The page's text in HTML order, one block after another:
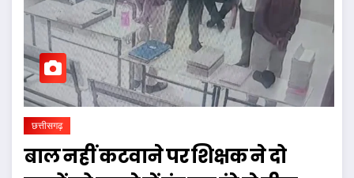
छत्तीसगढ़
बाल नहीं कटवाने पर शिक्षक ने दो